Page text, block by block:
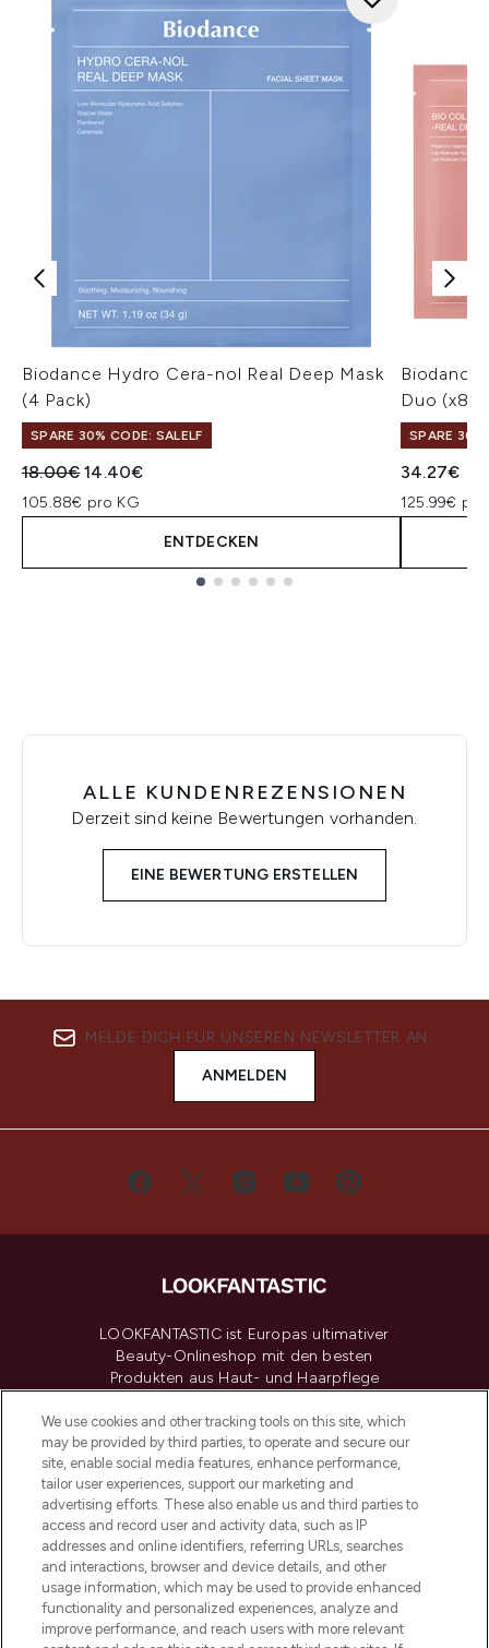
Biodance Hydro Cera-nol Real Deep Mask
(4 Pack)
SPARE 30% CODE: SALELF
Unverbindliche Preisempfehlung:
18.00€Aktueller Preis:
14.40€
105.88€ pro KG
ENTDECKEN
Biodance
Duo (x8
SPARE 30%
34.27€
125.99€ pro
ALLE KUNDENREZENSIONEN
Derzeit sind keine Bewertungen vorhanden.
EINE BEWERTUNG ERSTELLEN
MELDE DICH FÜR UNSEREN NEWSLETTER AN
ANMELDEN
LOOKFANTASTIC ist Europas ultimativer
Beauty-Onlineshop mit den besten
Produkten aus Haut- und Haarpflege
renommierten Marken. Shoppe online
oder über die App mit kostenloser
Lieferung ab einem Einkaufswert von 30€.
Cookie-Einwilligung
Do Not Sell or Share My Personal
Information
HILFE & INFORMATION
We use cookies and other tracking tools on this site, which
may be provided by third parties, to operate and secure our
site, enable social media features, enhance performance,
tailor user experiences, support our marketing and
advertising efforts. These also enable us and third parties to
access and record user and activity data, such as IP
addresses and online identifiers, referring URLs, searches
and interactions, browser and device details, and other
usage information, which may be used to provide enhanced
functionality and personalized experiences, analyze and
improve performance, and reach users with more relevant